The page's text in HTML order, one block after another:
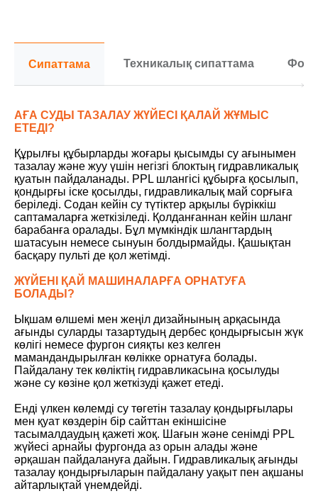
Сипаттама Техникалық сипаттама Фото
АҒА СУДЫ ТАЗАЛАУ ЖҮЙЕСІ ҚАЛАЙ ЖҰМЫС
ЕТЕДІ?
Құрылғы құбырларды жоғары қысымды су ағынымен
тазалау және жуу үшін негізгі блоктың гидравликалық
қуатын пайдаланады. PPL шлангісі құбырға қосылып,
қондырғы іске қосылды, гидравликалық май сорғыға
беріледі. Содан кейін су түтіктер арқылы бүріккіш
саптамаларға жеткізіледі. Қолданғаннан кейін шланг
барабанға оралады. Бұл мүмкіндік шлангтардың
шатасуын немесе сынуын болдырмайды. Қашықтан
басқару пульті де қол жетімді.
ЖҮЙЕНІ ҚАЙ МАШИНАЛАРҒА ОРНАТУҒА
БОЛАДЫ?
Ықшам өлшемі мен жеңіл дизайнының арқасында
ағынды суларды тазартудың дербес қондырғысын жүк
көлігі немесе фургон сияқты кез келген
мамандандырылған көлікке орнатуға болады.
Пайдалану тек көліктің гидравликасына қосылуды
және су көзіне қол жеткізуді қажет етеді.
Енді үлкен көлемді су төгетін тазалау қондырғылары
мен қуат көздерін бір сайттан екіншісіне
тасымалдаудың қажеті жоқ. Шағын және сенімді PPL
жүйесі арнайы фургонда аз орын алады және
әрқашан пайдалануға дайын. Гидравликалық ағынды
тазалау қондырғыларын пайдалану уақыт пен ақшаны
айтарлықтай үнемдейді.